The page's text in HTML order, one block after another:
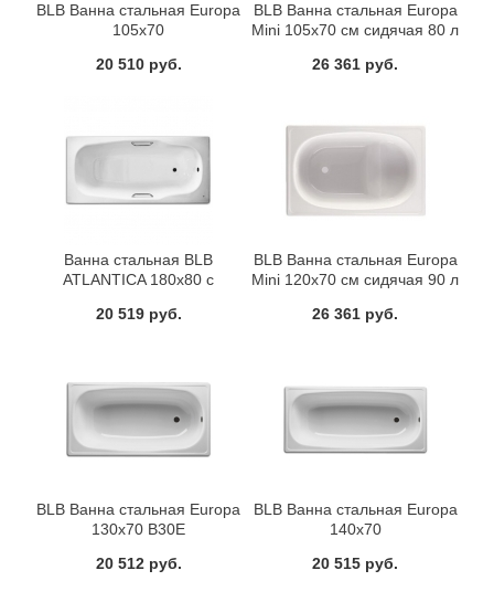
BLB Ванна стальная Europa
105x70
20 510 руб.
BLB Ванна стальная Europa
Mini 105x70 см сидячая 80 л
26 361 руб.
Ванна стальная BLB
ATLANTICA 180x80 с
20 519 руб.
BLB Ванна стальная Europa
Mini 120x70 см сидячая 90 л
26 361 руб.
BLB Ванна стальная Europa
130x70 B30E
20 512 руб.
BLB Ванна стальная Europa
140x70
20 515 руб.